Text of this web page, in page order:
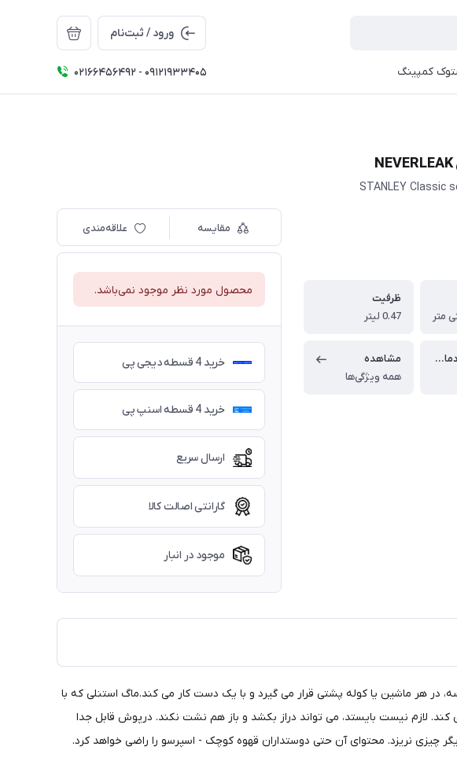
ورود / ثبت‌نام
کمپینگ 02166456492 - 09121933405
STANLEY Classic
ظرفیت
0.47 لیتر
زمان نگهداری دمای گرم
مشاهده
همه ویژگی‌ها
مقایسه علاقه‌مندی
محصول مورد نظر موجود نمی‌باشد.
خرید 4 قسطه دیجی پی
خرید 4 قسطه اسنپ پی
ارسال سریع
گارانتی اصالت کالا
موجود در انبار
در هر ماشین یا کوله پشتی قرار می گیرد و با یک دست کار می کند.ماگ استنلی که با
یابد. 100% آب بندی و دمای مورد نیاز را حفظ می کند. لازم نیست بایستد، می تواند دراز بکشد و باز هم نشت نکند. درپوش قابل جدا
چیزی نریزد. محتوای آن حتی دوستداران قهوه کوچک - اسپرسو را راضی خواهد کرد.